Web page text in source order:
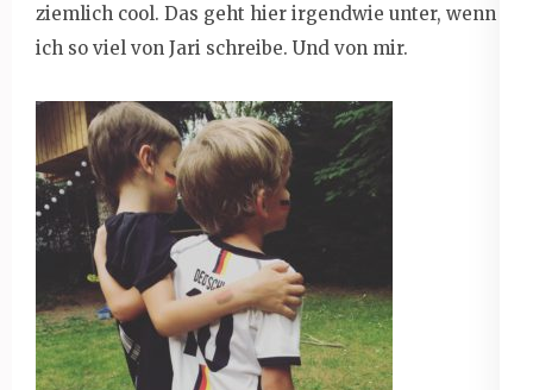
ziemlich cool. Das geht hier irgendwie unter, wenn
ich so viel von Jari schreibe. Und von mir.